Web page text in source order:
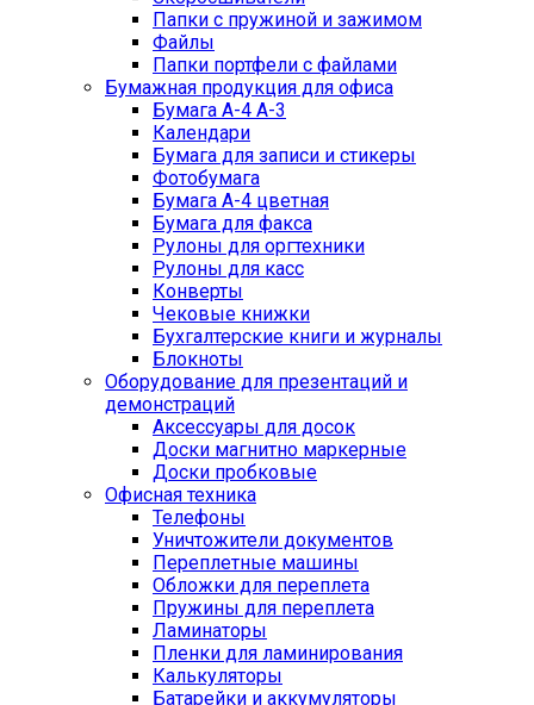
Папки с пружиной и зажимом
Файлы
Папки портфели с файлами
Бумажная продукция для офиса
Бумага А-4 А-3
Календари
Бумага для записи и стикеры
Фотобумага
Бумага А-4 цветная
Бумага для факса
Рулоны для оргтехники
Рулоны для касс
Конверты
Чековые книжки
Бухгалтерские книги и журналы
Блокноты
Оборудование для презентаций и
демонстраций
Аксессуары для досок
Доски магнитно маркерные
Доски пробковые
Офисная техника
Телефоны
Уничтожители документов
Переплетные машины
Обложки для переплета
Пружины для переплета
Ламинаторы
Пленки для ламинирования
Калькуляторы
Батарейки и аккумуляторы